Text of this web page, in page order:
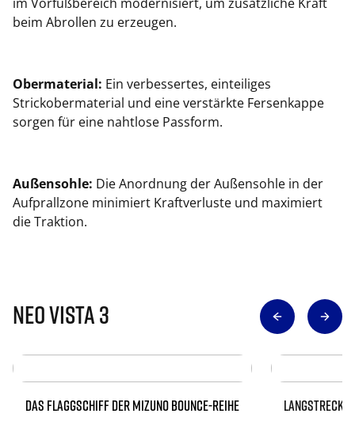
beim Abrollen zu erzeugen.
Obermaterial: Ein verbessertes, einteiliges
Strickobermaterial und eine verstärkte Fersenkappe
sorgen für eine nahtlose Passform.
Außensohle: Die Anordnung der Außensohle in der
Aufprallzone minimiert Kraftverluste und maximiert
die Traktion.
Neo Vista 3
DAS FLAGGSCHIFF DER MIZUNO BOUNCE-REIHE